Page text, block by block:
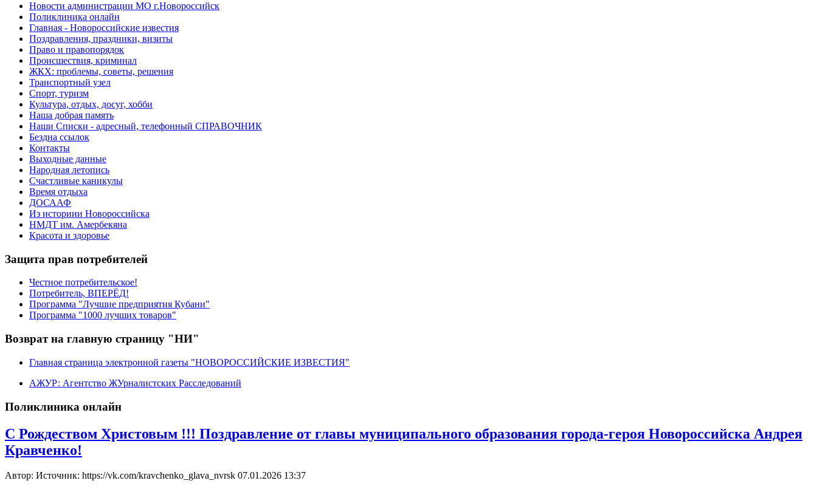
Новости администрации МО г.Новороссийск
Поликлиника онлайн
Главная - Новороссийские известия
Поздравления, праздники, визиты
Право и правопорядок
Происшествия, криминал
ЖКХ: проблемы, советы, решения
Транспортный узел
Спорт, туризм
Культура, отдых, досуг, хобби
Наша добрая память
Наши Списки - адресный, телефонный СПРАВОЧНИК
Бездна ссылок
Контакты
Выходные данные
Народная летопись
Счастливые каникулы
Время отдыха
ДОСААФ
Из историии Новороссийска
НМДТ им. Амербекяна
Красота и здоровье
Защита прав потребителей
Честное потребительское!
Потребитель, ВПЕРЁД!
Программа "Лучшие предприятия Кубани"
Программа "1000 лучших товаров"
Возврат на главную страницу "НИ"
Главная страница электронной газеты "НОВОРОССИЙСКИЕ ИЗВЕСТИЯ"
АЖУР: Агентство ЖУрналистских Расследований
Поликлиника онлайн
С Рождеством Христовым !!! Поздравление от главы муниципального образования города-героя Новороссийска Андрея
Кравченко!
Автор: Источник: https://vk.com/kravchenko_glava_nvrsk 07.01.2026 13:37